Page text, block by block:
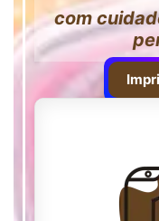
com